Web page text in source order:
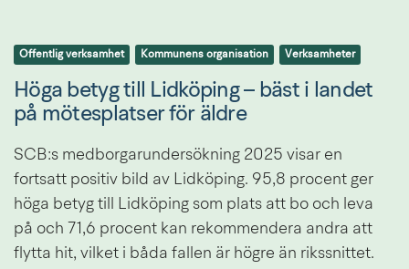
Offentlig verksamhet Kommunens organisation Verksamheter
Höga betyg till Lidköping – bäst i landet
på mötesplatser för äldre
SCB:s medborgarundersökning 2025 visar en
fortsatt positiv bild av Lidköping. 95,8 procent ger
höga betyg till Lidköping som plats att bo och leva
på och 71,6 procent kan rekommendera andra att
flytta hit, vilket i båda fallen är högre än rikssnittet.